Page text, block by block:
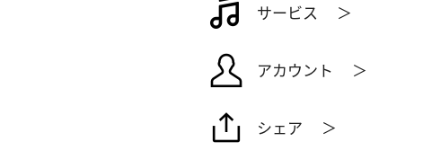
サービス ＞
アカウント ＞
シェア ＞